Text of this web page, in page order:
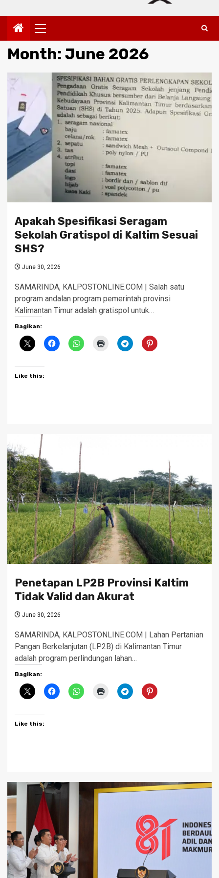
Primary
Menu
Month: June 2026
Apakah Spesifikasi Seragam
Sekolah Gratispol di Kaltim Sesuai
SHS?
June 30, 2026
SAMARINDA, KALPOSTONLINE.COM | Salah satu
program andalan program pemerintah provinsi
Kalimantan Timur adalah gratispol untuk…
Bagikan:
Like this:
Penetapan LP2B Provinsi Kaltim
Tidak Valid dan Akurat
June 30, 2026
SAMARINDA, KALPOSTONLINE.COM | Lahan Pertanian
Pangan Berkelanjutan (LP2B) di Kalimantan Timur
adalah program perlindungan lahan…
Bagikan:
Like this: